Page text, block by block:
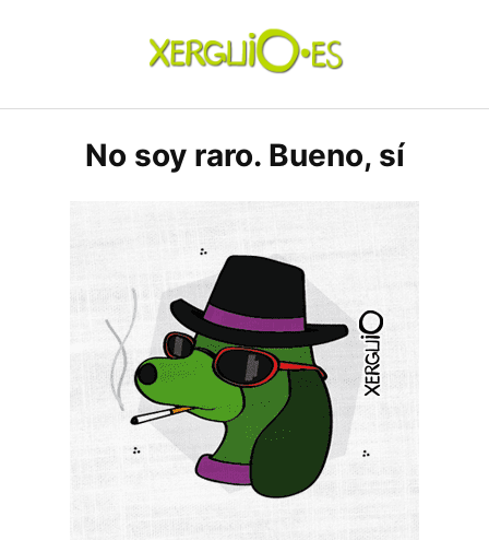
xerguio.ES | ilustración
No soy raro. Bueno, sí